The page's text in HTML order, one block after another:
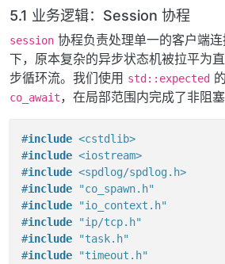
    Context& context_;
int fd_;
    endpoint_type* peer_;
socklen_t addrlen_;
// ...
5.1 业务逻辑：Session 协程
session 协程负责处理单一的客户端
下，原本复杂的异步状态机被拉平为
步循环流。我们使用 std::expected
co_await，在局部范围内完成了非阻
#include <cstdlib>
#include <iostream>
#include <spdlog/spdlog.h>
#include
"co_spawn.h"
#include
"io_context.h"
#include
"ip/tcp.h"
#include
"task.h"
#include
"timeout.h"